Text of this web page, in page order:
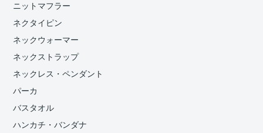
ニットマフラー
ネクタイピン
ネックウォーマー
ネックストラップ
ネックレス・ペンダント
パーカ
バスタオル
ハンカチ・バンダナ